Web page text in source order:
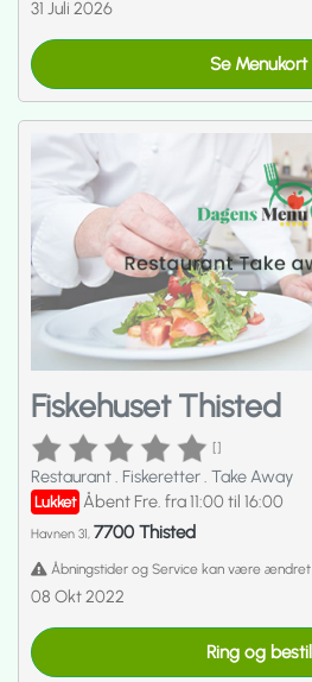
31 Juli 2026
Se Menukort
Fiskehuset Thisted
[]
Restaurant. Fiskeretter. Take Away
Lukket Åbent Fre. fra 11:00 til 16:00
Havnen 31, 7700 Thisted
Åbningstider og Service kan være ændret
08 Okt 2022
Ring og bestil